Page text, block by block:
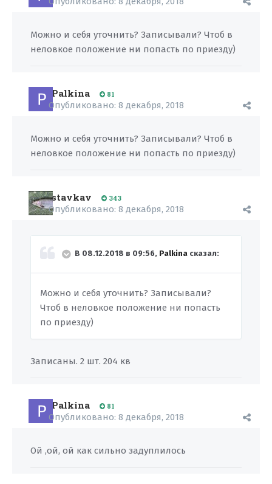
Можно и себя уточнить? Записывали? Чтоб в
неловкое положение ни попасть по приезду)
Palkina 81
Опубликовано: 8 декабря, 2018
Можно и себя уточнить? Записывали? Чтоб в
неловкое положение ни попасть по приезду)
stavkav 343
Опубликовано: 8 декабря, 2018
В 08.12.2018 в 09:56, Palkina сказал:
Можно и себя уточнить? Записывали?
Чтоб в неловкое положение ни попасть
по приезду)
Записаны. 2 шт. 204 кв
Palkina 81
Опубликовано: 8 декабря, 2018
Ой ,ой, ой как сильно задуплилось